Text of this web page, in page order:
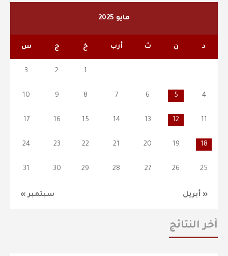
مايو 2025
د ن ث أرب خ ج س
« أبريل سبتمبر »
1
2
3
4
5
6
7
8
9
10
11
12
13
14
15
16
17
18
19
20
21
22
23
24
25
26
27
28
29
30
31
أخر النتائج